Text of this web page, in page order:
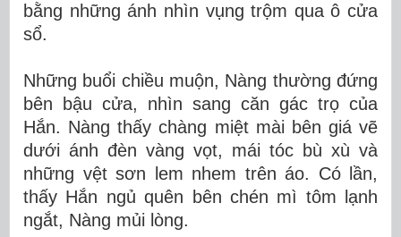
bằng những ánh nhìn vụng trộm qua ô cửa
sổ.
Những buổi chiều muộn, Nàng thường đứng
bên bậu cửa, nhìn sang căn gác trọ của
Hắn. Nàng thấy chàng miệt mài bên giá vẽ
dưới ánh đèn vàng vọt, mái tóc bù xù và
những vệt sơn lem nhem trên áo. Có lần,
thấy Hắn ngủ quên bên chén mì tôm lạnh
ngắt, Nàng mủi lòng.